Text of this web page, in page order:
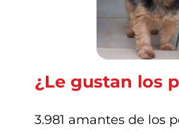
¿Le gustan los
3.981 amantes de los